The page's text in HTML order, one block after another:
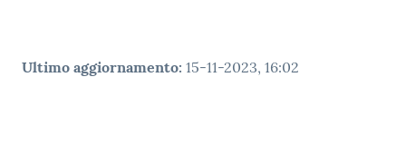
Ultimo aggiornamento: 15-11-2023, 16:02